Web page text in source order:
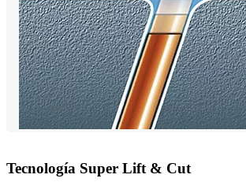
Tecnología Super Lift & Cut